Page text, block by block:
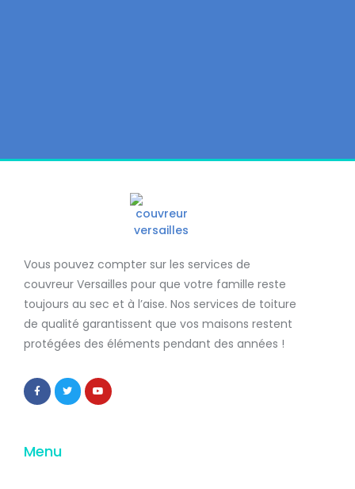
Vous pouvez compter sur les services de
couvreur Versailles pour que votre famille reste
toujours au sec et à l’aise. Nos services de toiture
de qualité garantissent que vos maisons restent
protégées des éléments pendant des années !
Menu